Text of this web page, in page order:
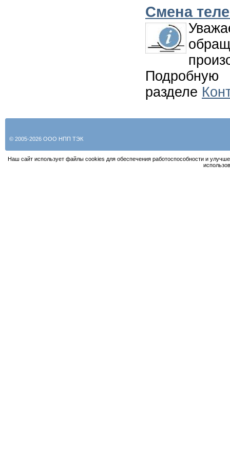
Смена
разделе
© 2005-2026 ООО НПП ТЭК
Наш сайт использует файлы cookies для обеспечения работоспособности и